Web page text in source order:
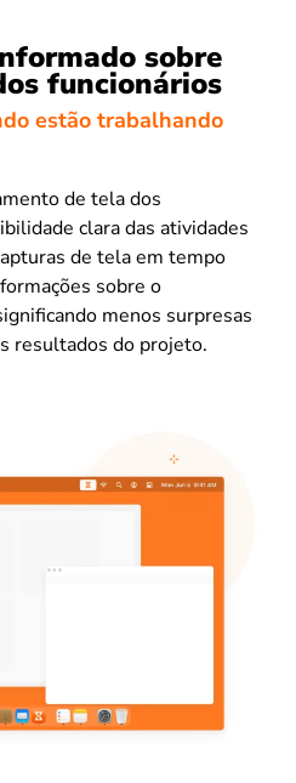
sobre
funcionários
estão trabalhando
de tela dos
clara das atividades
de tela em tempo
sobre o
menos surpresas
resultados do projeto.